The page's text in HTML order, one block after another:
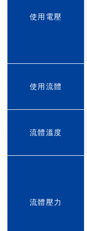
使用電壓
使用流體
流體溫度
流體壓力